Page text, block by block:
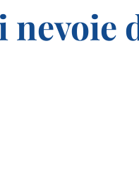
nevoie